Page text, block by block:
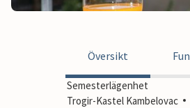
Översikt
Semesterlägenhet
Trogir-Kastel Kambelovac